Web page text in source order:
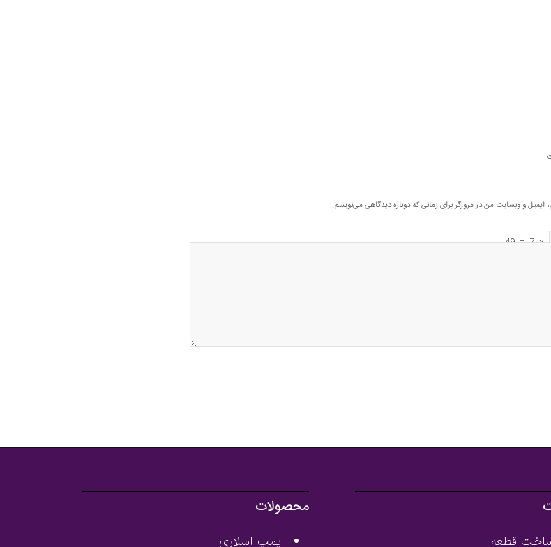
ایمیل و وبسایت من در مرورگر برای زمانی که دوباره دیدگاهی می‌نویسم.
×
7
=
49
قطعه
محصولات
پمپ اسلاری